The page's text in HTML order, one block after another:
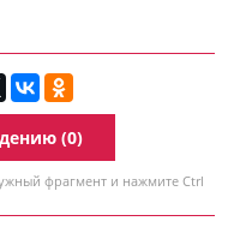
(0)
фрагмент и нажмите Ctrl